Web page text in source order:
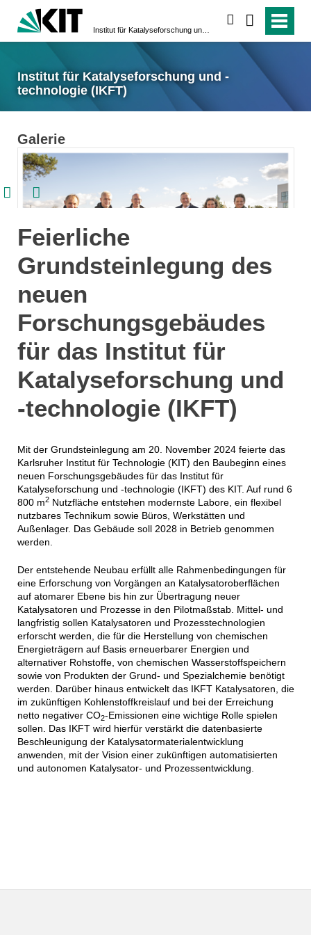
Institut für Katalyseforschung und -
technologie (IKFT)
Galerie
 
Feierliche
Grundsteinlegung des
neuen
Forschungsgebäudes
für das Institut für
Katalyseforschung und
-technologie (IKFT)
Mit der Grundsteinlegung am 20. November 2024 feierte das
Karlsruher Institut für Technologie (KIT) den Baubeginn eines
neuen Forschungsgebäudes für das Institut für
Katalyseforschung und -technologie (IKFT) des KIT. Auf rund 6
800 m2Nutzfläche entstehen modernste Labore, ein flexibel
nutzbares Technikum sowie Büros, Werkstätten und
Außenlager. Das Gebäude soll 2028 in Betrieb genommen
werden.
Der entstehende Neubau erfüllt alle Rahmenbedingungen für
eine Erforschung von Vorgängen an Katalysatoroberflächen
auf atomarer Ebene bis hin zur Übertragung neuer
Katalysatoren und Prozesse in den Pilotmaßstab. Mittel- und
langfristig sollen Katalysatoren und Prozesstechnologien
erforscht werden, die für die Herstellung von chemischen
Energieträgern auf Basis erneuerbarer Energien und
alternativer Rohstoffe, von chemischen Wasserstoffspeichern
sowie von Produkten der Grund- und Spezialchemie benötigt
werden. Darüber hinaus entwickelt das IKFT Katalysatoren, die
im zukünftigen Kohlenstoffkreislauf und bei der Erreichung
netto negativer CO2-Emissionen eine wichtige Rolle spielen
sollen. Das IKFT wird hierfür verstärkt die datenbasierte
Beschleunigung der Katalysatormaterialentwicklung
anwenden, mit der Vision einer zukünftigen automatisierten
und autonomen Katalysator- und Prozessentwicklung.